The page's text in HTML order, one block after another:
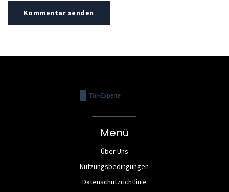
Kommentar senden
Menü
Über Uns
Nutzungsbedingungen
Datenschutzrichtlinie